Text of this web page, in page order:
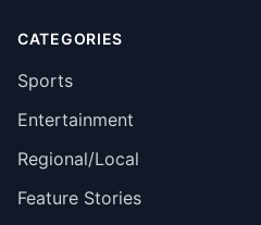
CATEGORIES
Sports
Entertainment
Regional/Local
Feature Stories